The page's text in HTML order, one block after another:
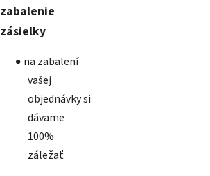
zabalenie
zásielky
na zabalení
vašej
objednávky si
dávame
100%
záležať